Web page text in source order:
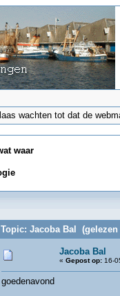
wachten tot dat de
waar
Topic: Jacoba Bal (gelezen
Jacoba Bal
« Gepost op:16-
goedenavond